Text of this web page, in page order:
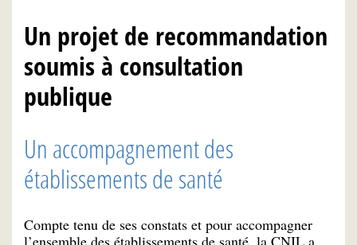
Un projet de recommandation
soumis à consultation
publique
Un accompagnement des
établissements de santé
Compte tenu de ses constats et pour accompagner
l’ensemble des établissements de santé, la CNIL a